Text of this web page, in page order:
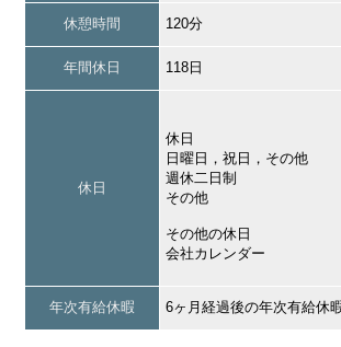
休憩時間 120分
年間休日 118日
休日
休日
日曜日，祝日，その他
週休二日制
その他
その他の休日
会社カレンダー
年次有給休暇 6ヶ月経過後の年次有給休